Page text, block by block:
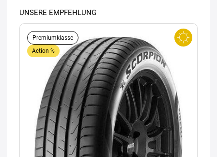
UNSERE EMPFEHLUNG
Premiumklasse
Action %